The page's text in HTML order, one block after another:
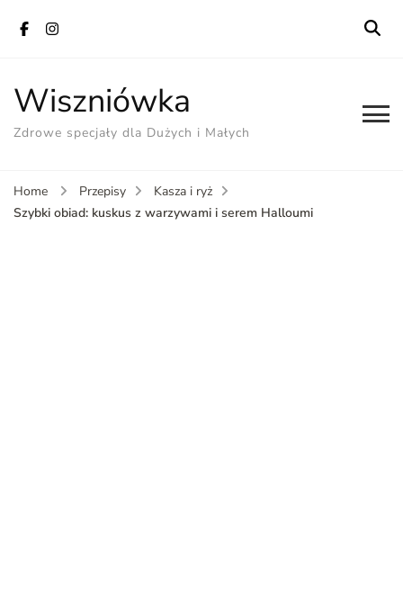
Wiszniówka
Zdrowe specjały dla Dużych i Małych
Home Przepisy
Kasza i ryż
Szybki obiad: kuskus z warzywami i serem Halloumi